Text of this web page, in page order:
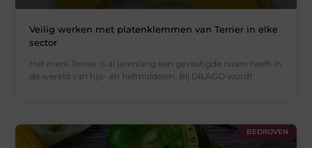
Veilig werken met platenklemmen van Terrier in elke
sector
Het merk Terrier is al jarenlang een gevestigde naam heeft in
de wereld van hijs- en hefmiddelen. Bij DiLAGO wordt
BEDRIJVEN